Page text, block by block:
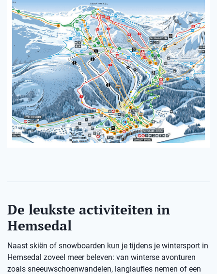
De leukste activiteiten in
Hemsedal
Naast skiën of snowboarden kun je tijdens je wintersport in
Hemsedal zoveel meer beleven: van winterse avonturen
zoals sneeuwschoenwandelen, langlaufles nemen of een